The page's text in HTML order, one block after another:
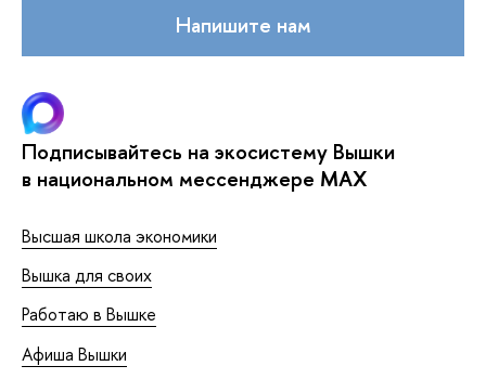
Напишите нам
Подписывайтесь на экосистему Вышки
в национальном мессенджере MAX
Высшая школа экономики
Вышка для своих
Работаю в Вышке
Афиша Вышки